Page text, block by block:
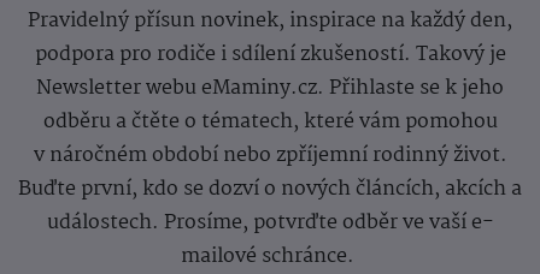
Pravidelný přísun novinek, inspirace na každý den,
podpora pro rodiče i sdílení zkušeností. Takový je
Newsletter webu eMaminy.cz. Přihlaste se k jeho
odběru a čtěte o tématech, které vám pomohou
v náročném období nebo zpříjemní rodinný život.
Buďte první, kdo se dozví o nových článcích, akcích a
událostech. Prosíme, potvrďte odběr ve vaší e-
mailové schránce.